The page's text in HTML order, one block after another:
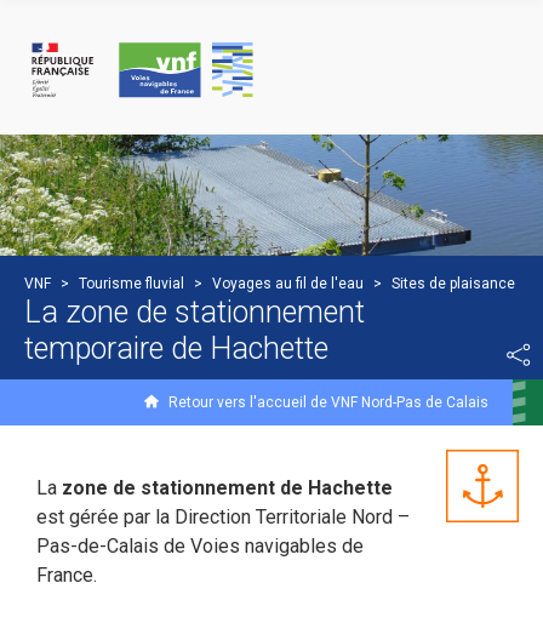
VNF > Tourisme fluvial > Voyages au fil de l'eau > Sites de plaisance
La zone de stationnement
temporaire de Hachette
Retour vers l'accueil de VNF Nord-Pas de Calais
La zone de stationnement de Hachette
est gérée par la Direction Territoriale Nord –
Pas-de-Calais de Voies navigables de
France.